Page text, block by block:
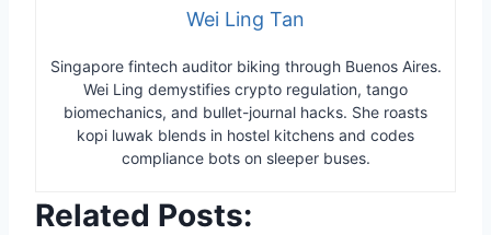
Wei Ling Tan
Singapore fintech auditor biking through Buenos Aires.
Wei Ling demystifies crypto regulation, tango
biomechanics, and bullet-journal hacks. She roasts
kopi luwak blends in hostel kitchens and codes
compliance bots on sleeper buses.
Related Posts: